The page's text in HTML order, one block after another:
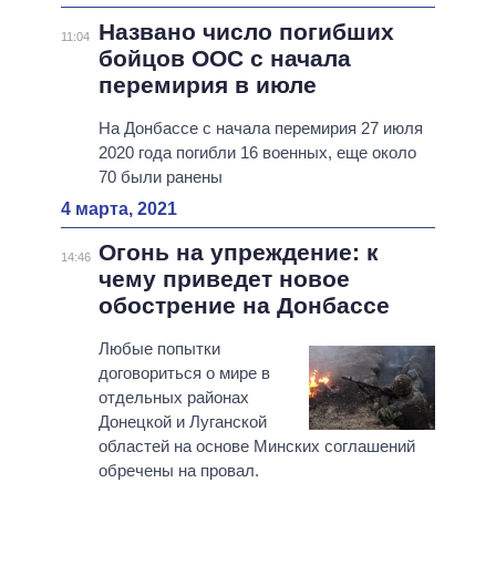
11:04
Названо число погибших
бойцов ООС с начала
перемирия в июле
На Донбассе с начала перемирия 27 июля
2020 года погибли 16 военных, еще около
70 были ранены
4 марта, 2021
14:46 Огонь на упреждение: к
чему приведет новое
обострение на Донбассе
Любые попытки
договориться о мире в
отдельных районах
Донецкой и Луганской
областей на основе Минских соглашений
обречены на провал.